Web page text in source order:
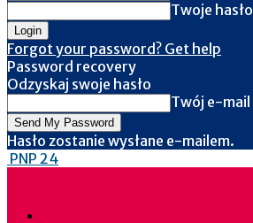
Twoje hasło
Forgot your password? Get help
Password recovery
Odzyskaj swoje hasło
Twój e-mail
Hasło zostanie wysłane e-mailem.
PNP 24